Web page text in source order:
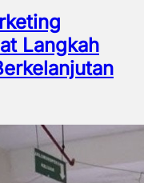
Langkah